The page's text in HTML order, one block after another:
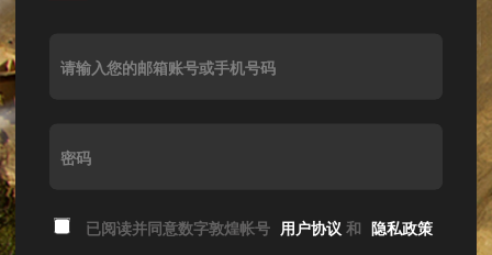
请输入您的邮箱账号或手机号码
密码
已阅读并同意数字敦煌帐号 用户协议 和 隐私政策